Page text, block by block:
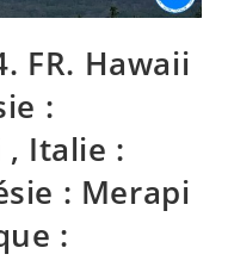
FR. Hawaii
:
Italie :
: Merapi
: